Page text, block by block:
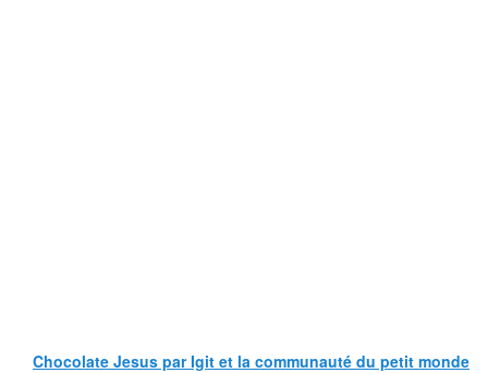
Chocolate Jesus par Igit et la communauté du petit monde